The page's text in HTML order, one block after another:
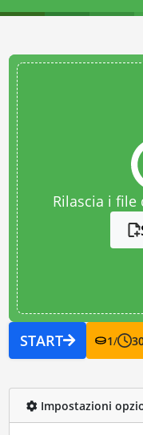
Rilascia i
START 1/
Impostazioni